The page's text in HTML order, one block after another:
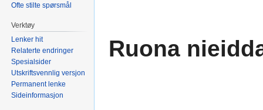
Ruona
Ofte stilte spørsmål
Verktøy
Lenker hit
Relaterte endringer
Spesialsider
Utskriftsvennlig versjon
Permanent lenke
Sideinformasjon